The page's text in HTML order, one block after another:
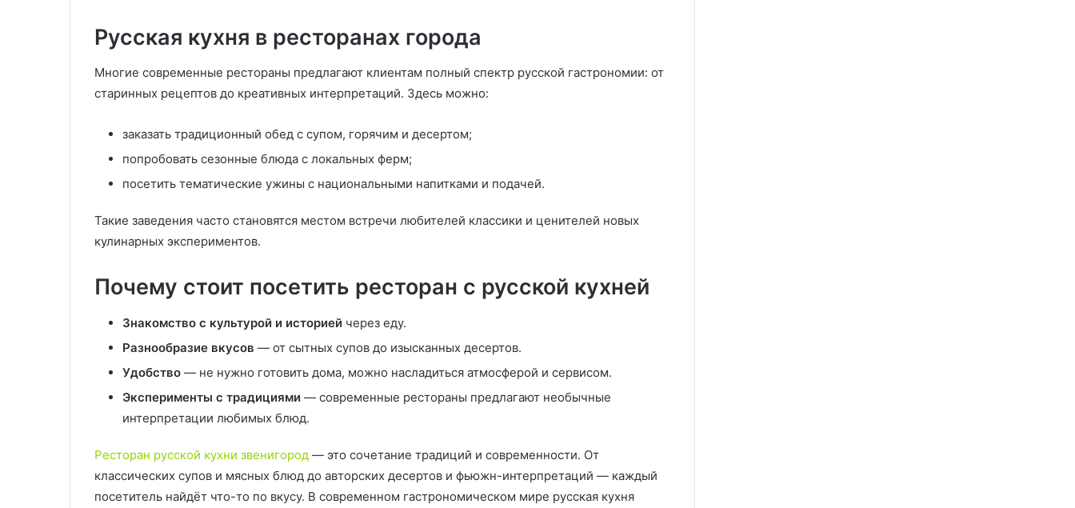
Русская кухня в ресторанах города
Многие современные рестораны предлагают клиентам полный спектр русской гастрономии: от
старинных рецептов до креативных интерпретаций. Здесь можно:
заказать традиционный обед с супом, горячим и десертом;
попробовать сезонные блюда с локальных ферм;
посетить тематические ужины с национальными напитками и подачей.
Такие заведения часто становятся местом встречи любителей классики и ценителей новых
кулинарных экспериментов.
Почему стоит посетить ресторан с русской кухней
Знакомство с культурой и историей через еду.
Разнообразие вкусов — от сытных супов до изысканных десертов.
Удобство — не нужно готовить дома, можно насладиться атмосферой и сервисом.
Эксперименты с традициями — современные рестораны предлагают необычные
интерпретации любимых блюд.
Ресторан русской кухни звенигород — это сочетание традиций и современности. От
классических супов и мясных блюд до авторских десертов и фьюжн-интерпретаций — каждый
посетитель найдёт что-то по вкусу. В современном гастрономическом мире русская кухня